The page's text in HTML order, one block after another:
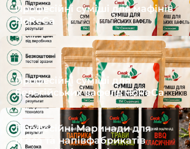
Професійні суміші для мафінів
HoReCa
Професійні суміші для
бельгійських вафель HoReCa
Професійні Маринади для
м’яса та напівфабрикатів